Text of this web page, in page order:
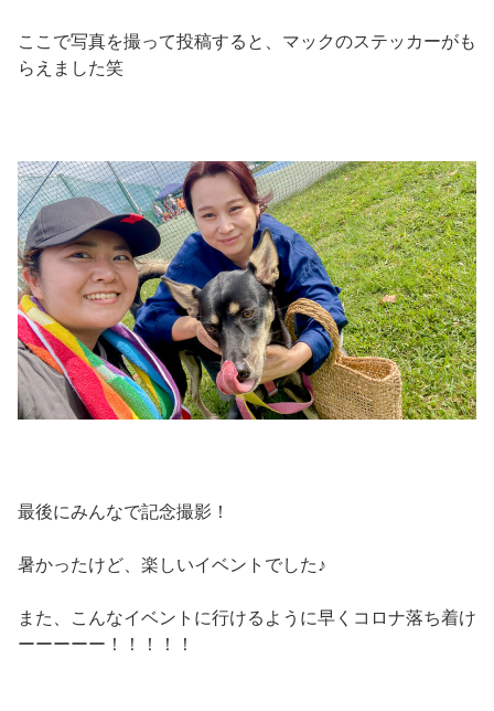
ここで写真を撮って投稿すると、マックのステッカーがも
らえました笑
最後にみんなで記念撮影！
暑かったけど、楽しいイベントでした♪
また、こんなイベントに行けるように早くコロナ落ち着け
ーーーーー！！！！！